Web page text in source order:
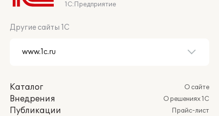
1С:Предприятие
Другие сайты 1С
Каталог
Внедрения
Публикации
О сайте
О решениях 1С
Прайс-лист